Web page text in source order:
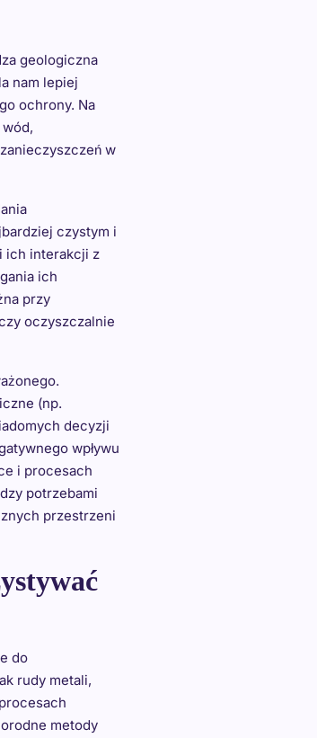
geologiczna
nam lepiej
ochrony. Na
w
czystym i
ich interakcji z
ich
przy
oczyszczalnie
(np.
decyzji
wpływu
i procesach
potrzebami
przestrzeni
do
rudy metali,
metody